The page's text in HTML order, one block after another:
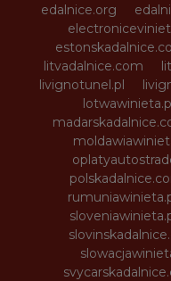
edalnice.org
litvadalnice.com
livignotunel.pl